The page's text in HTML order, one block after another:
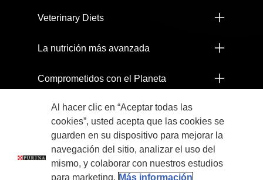
Veterinary Diets
La nutrición más avanzada
Comprometidos con el Planeta
Legales
Al hacer clic en “Aceptar todas las
cookies”, usted acepta que las cookies se
guarden en su dispositivo para mejorar la
navegación del sitio, analizar el uso del
mismo, y colaborar con nuestros estudios
para marketing. Más información